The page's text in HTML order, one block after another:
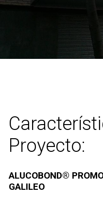
Proyecto:
ALUCOBOND®
GALILEO